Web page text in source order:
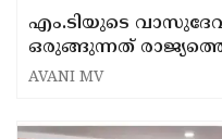
എം.ടിയുടെ
ഒരുങ്ങുന്നത്
സാംസ്‌കാരിക പാർക്ക് :
AVANI MV